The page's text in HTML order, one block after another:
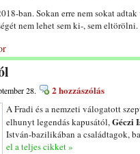
ban. Sokan erre nem sokat
nem lehet sem ki-, sem eltörölni.
28. 2 hozzászólás
A Fradi és a nemzeti válogatott
elhunyt legendás kapusától,Géczi
István-bazilikában a családtagok,
el a teljes cikket »